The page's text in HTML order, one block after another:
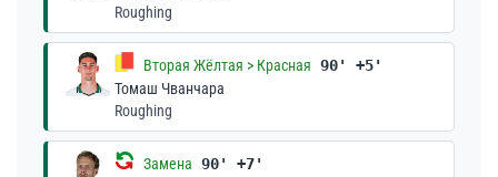
Roughing
Вторая Жёлтая > Красная 90' +5'
Томаш Чванчара
Roughing
Замена 90' +7'